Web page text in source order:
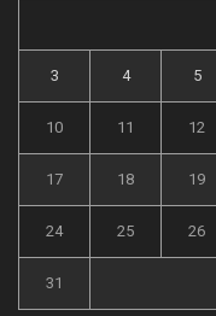
3 4 5
10 11 12
17 18 19
24 25 26
31